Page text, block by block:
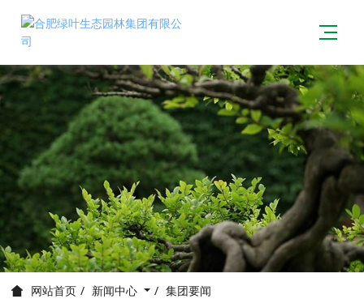
网站首页 新闻中心 集团要闻